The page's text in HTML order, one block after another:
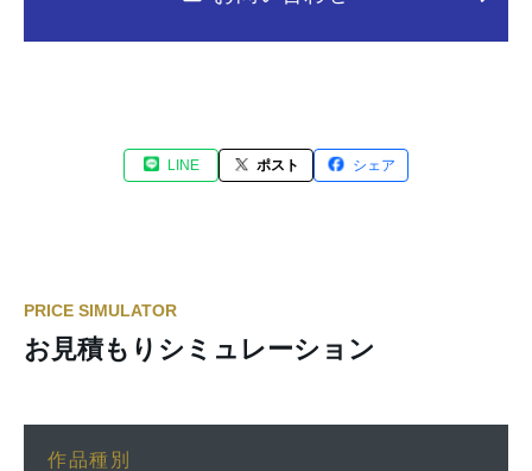
LINE ポスト シェア
PRICE SIMULATOR
お見積もりシミュレーション
作品種別